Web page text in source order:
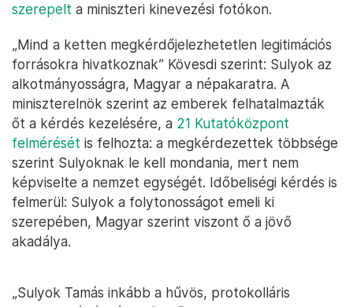
szerepelt a miniszteri kinevezési fotókon.
„Mind a ketten megkérdőjelezhetetlen legitimációs
forrásokra hivatkoznak” Kövesdi szerint: Sulyok az
alkotmányosságra, Magyar a népakaratra. A
miniszterelnök szerint az emberek felhatalmazták
őt a kérdés kezelésére, a 21 Kutatóközpont
felmérését is felhozta: a megkérdezettek többsége
szerint Sulyoknak le kell mondania, mert nem
képviselte a nemzet egységét. Időbeliségi kérdés is
felmerül: Sulyok a folytonosságot emeli ki
szerepében, Magyar szerint viszont ő a jövő
akadálya.
„Sulyok Tamás inkább a hűvös, protokolláris